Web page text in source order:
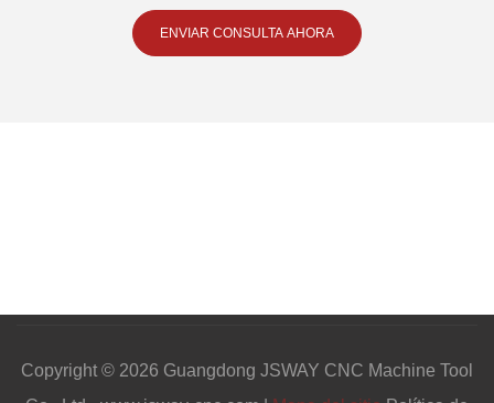
ENVIAR CONSULTA AHORA
Copyright © 2026 Guangdong JSWAY CNC Machine Tool